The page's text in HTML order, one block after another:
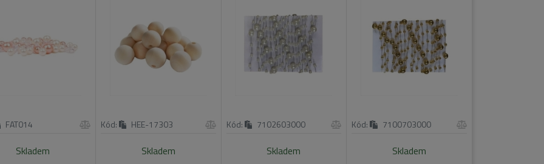
FAT014
Skladem
Kód: HEE-17303
Skladem
Kód: 7102603000
Skladem
Kód: 7100703000
Skladem